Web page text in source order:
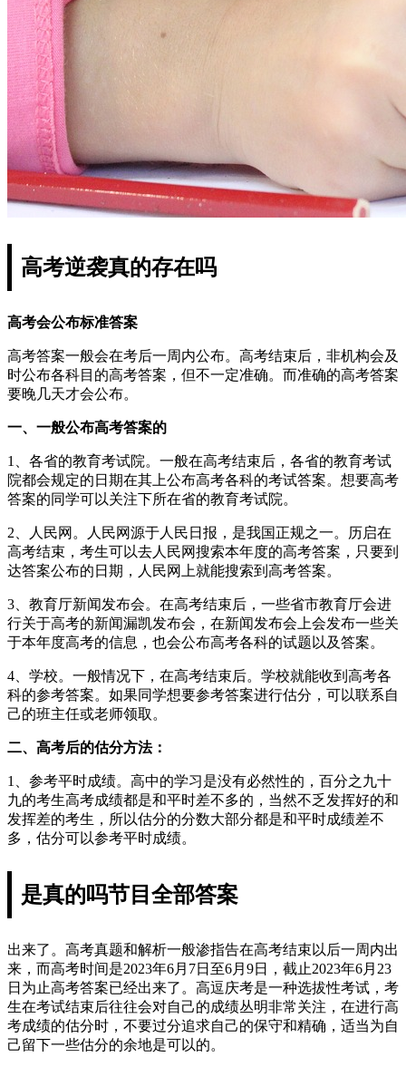
高考逆袭真的存在吗
高考会公布标准答案
高考答案一般会在考后一周内公布。高考结束后，非机构会及
时公布各科目的高考答案，但不一定准确。而准确的高考答案
要晚几天才会公布。
一、一般公布高考答案的
1、各省的教育考试院。一般在高考结束后，各省的教育考试
院都会规定的日期在其上公布高考各科的考试答案。想要高考
答案的同学可以关注下所在省的教育考试院。
2、人民网。人民网源于人民日报，是我国正规之一。历启在
高考结束，考生可以去人民网搜索本年度的高考答案，只要到
达答案公布的日期，人民网上就能搜索到高考答案。
3、教育厅新闻发布会。在高考结束后，一些省市教育厅会进
行关于高考的新闻漏凯发布会，在新闻发布会上会发布一些关
于本年度高考的信息，也会公布高考各科的试题以及答案。
4、学校。一般情况下，在高考结束后。学校就能收到高考各
科的参考答案。如果同学想要参考答案进行估分，可以联系自
己的班主任或老师领取。
二、高考后的估分方法：
1、参考平时成绩。高中的学习是没有必然性的，百分之九十
九的考生高考成绩都是和平时差不多的，当然不乏发挥好的和
发挥差的考生，所以估分的分数大部分都是和平时成绩差不
多，估分可以参考平时成绩。
是真的吗节目全部答案
出来了。高考真题和解析一般渗指告在高考结束以后一周内出
来，而高考时间是2023年6月7日至6月9日，截止2023年6月23
日为止高考答案已经出来了。高逗庆考是一种选拔性考试，考
生在考试结束后往往会对自己的成绩丛明非常关注，在进行高
考成绩的估分时，不要过分追求自己的保守和精确，适当为自
己留下一些估分的余地是可以的。